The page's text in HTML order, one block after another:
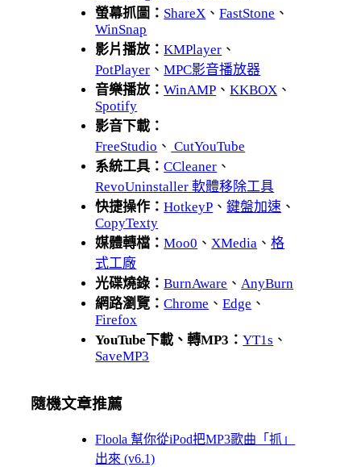
螢幕抓圖： ShareX 、FastStone 、
WinSnap
影片播放：KMPlayer 、
PotPlayer 、MPC影音播放器
音樂播放：WinAMP 、KKBOX 、
Spotify
影音下載：
FreeStudio 、 CutYouTube
系統工具：CCleaner 、
RevoUninstaller 軟體移除工具
快捷操作：HotkeyP 、鍵盤加速 、
CopyTexty
媒體轉檔：Moo0 、 XMedia 、格
式工廠
光碟燒錄：BurnAware 、 AnyBurn
網路瀏覽：Chrome 、Edge 、
Firefox
YouTube下載、轉MP3：YT1s 、
SaveMP3
隨機文章推薦
Floola 幫你從iPod把MP3歌曲「抓」
出來 (v6.1)